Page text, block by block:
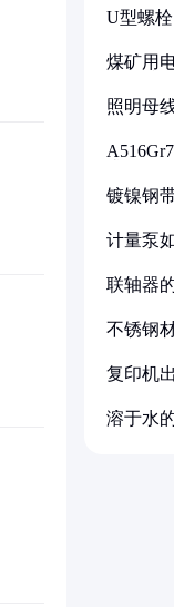
U型螺
煤矿用
照明母
镀镍钢
计量泵
联轴器
不锈钢
复印机
溶于水